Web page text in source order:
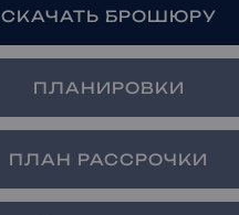
СКАЧАТЬ БРОШЮРУ
ПЛАНИРОВКИ
ПЛАН РАССРОЧКИ